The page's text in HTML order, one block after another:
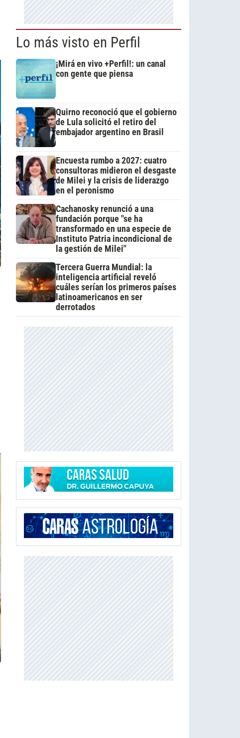
Lo más visto en Perfil
¡Mirá en vivo +Perfil!: un canal
con gente que piensa
Quirno reconoció que el gobierno
de Lula solicitó el retiro del
embajador argentino en Brasil
Encuesta rumbo a 2027: cuatro
consultoras midieron el desgaste
de Milei y la crisis de liderazgo
en el peronismo
Cachanosky renunció a una
fundación porque "se ha
transformado en una especie de
Instituto Patria incondicional de
la gestión de Milei"
Tercera Guerra Mundial: la
inteligencia artificial reveló
cuáles serían los primeros países
latinoamericanos en ser
derrotados